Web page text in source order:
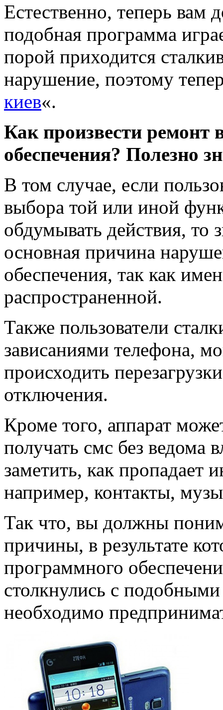
Естественно, теперь вам
подобная программа
порой приходится
нарушение, поэтому
киев«.
Как произвести ремонт
обеспечения? Полезно
В том случае, если
выбора той или иной
обдумывать действия, то
основная причина
обеспечения, так как
распространенной.
Также пользователи
зависаниями телефона,
происходить
отключения.
Кроме того, аппарат
получать смс без ведома
заметить, как пропадает
например, контакты,
Так что, вы должны
причины, в результате
программного
столкнулись с
необходимо